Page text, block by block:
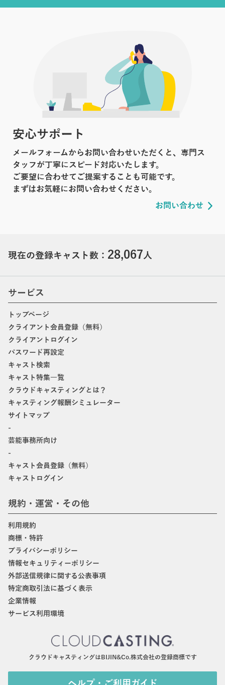
安心サポート
メールフォームからお問い合わせいただくと、専門ス
タッフが丁寧にスピード対応いたします。
ご要望に合わせてご提案することも可能です。
まずはお気軽にお問い合わせください。
お問い合わせ
現在の登録キャスト数： 28,067人
サービス
トップページ
クライアント会員登録（無料）
クライアントログイン
パスワード再設定
キャスト検索
キャスト特集一覧
クラウドキャスティングとは？
キャスティング報酬シミュレーター
サイトマップ
-
芸能事務所向け
-
キャスト会員登録（無料）
キャストログイン
規約・運営・その他
利用規約
商標・特許
プライバシーポリシー
情報セキュリティーポリシー
外部送信規律に関する公表事項
特定商取引法に基づく表示
企業情報
サービス利用環境
クラウドキャスティングはBIJIN&Co.株式会社の登録商標です